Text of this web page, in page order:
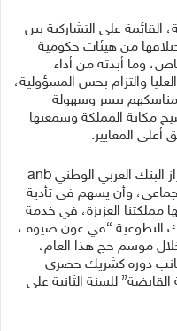
القائمة على التشاركية بين
من هيئات حكومية
وما أبدته من أداء
والتزام بحس المسؤولية،
بيسر وسهولة
مكانة المملكة وسمعتها
المعايير.
وأعرب الراشد في هذا السياق، عن اعتزاز البنك العربي الوطني anb
وأن يسهم في تأدية
مملكتنا العزيزة، في خدمة
التطوعية “في عون ضيوف
موسم حج هذا العام،
جانب دوره كشريك حصري
للسنة الثانية على